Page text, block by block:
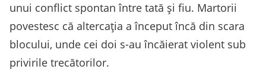
unui conflict spontan între tată și fiu. Martorii
povestesc că altercația a început încă din scara
blocului, unde cei doi s-au încăierat violent sub
privirile trecătorilor.